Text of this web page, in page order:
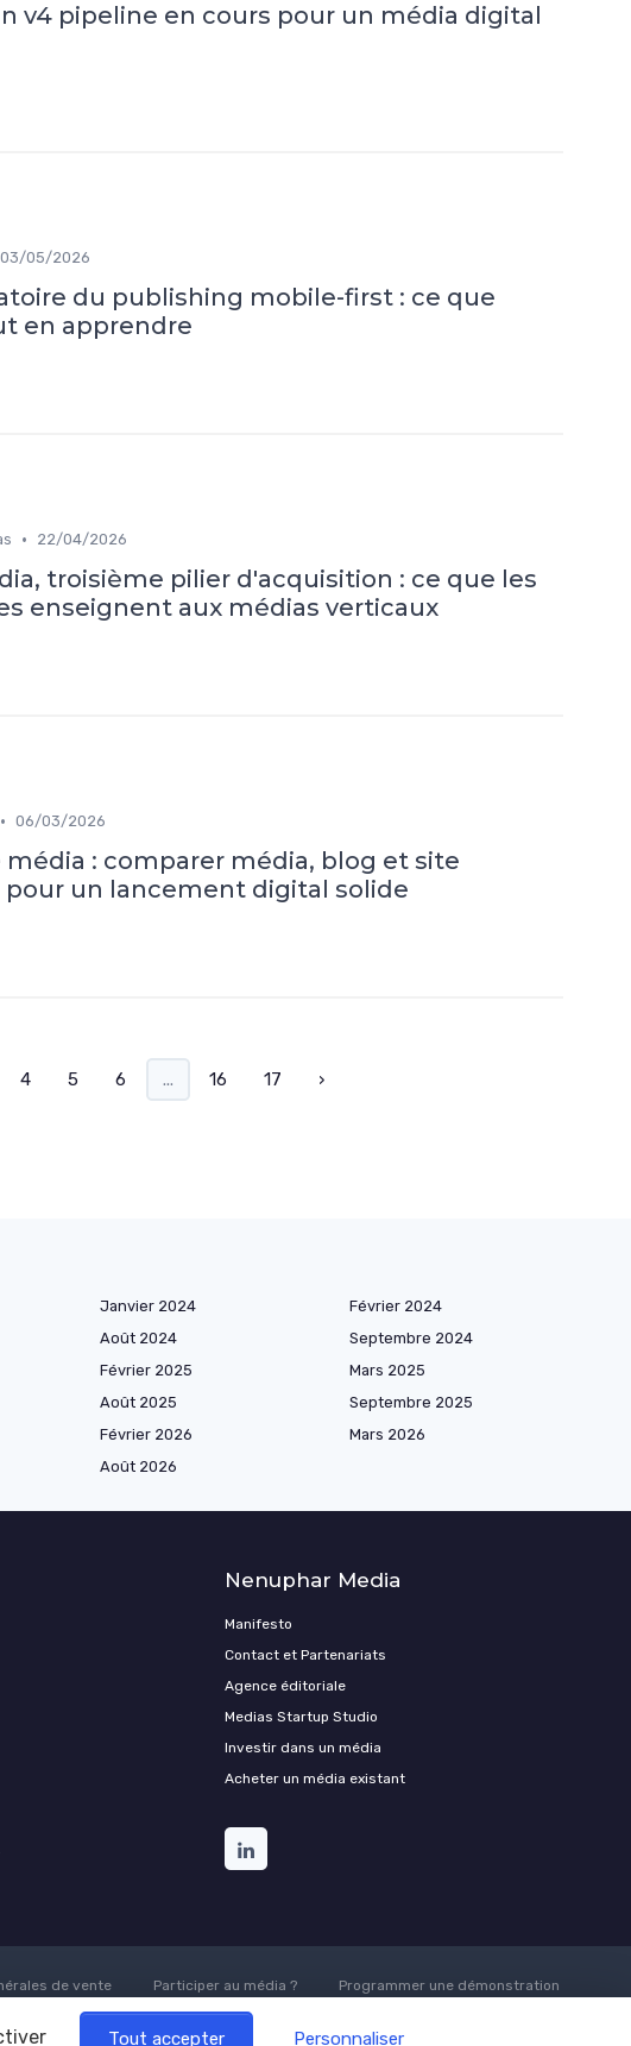
v4 pipeline en cours pour un média digital
03/05/2026
du publishing mobile-first : ce que
en apprendre
• 22/04/2026
troisième pilier d'acquisition : ce que les
enseignent aux médias verticaux
• 06/03/2026
média : comparer média, blog et site
un lancement digital solide
4 5 6 ... 16 17 ›
Janvier 2024
Février 2024
Août 2024
Septembre 2024
Février 2025
Mars 2025
Août 2025
Septembre 2025
Février 2026
Mars 2026
Août 2026
Nenuphar Media
Manifesto
Contact et Partenariats
Agence éditoriale
Medias Startup Studio
Investir dans un média
Acheter un média existant
de vente Participer au média ?
Programmer une démonstration
Tout accepter Personnaliser